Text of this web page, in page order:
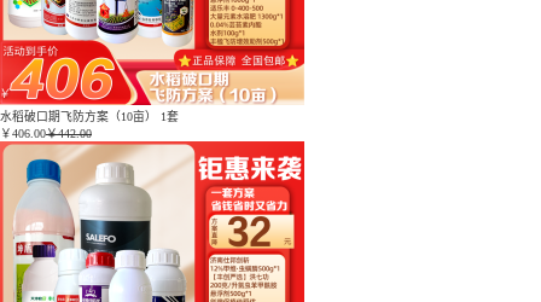
水稻破口期飞防方案（10亩） 1套
￥406.00￥442.00